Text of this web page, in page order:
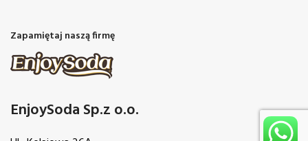
Zapamiętaj naszą firmę
EnjoySoda Sp.z o.o.